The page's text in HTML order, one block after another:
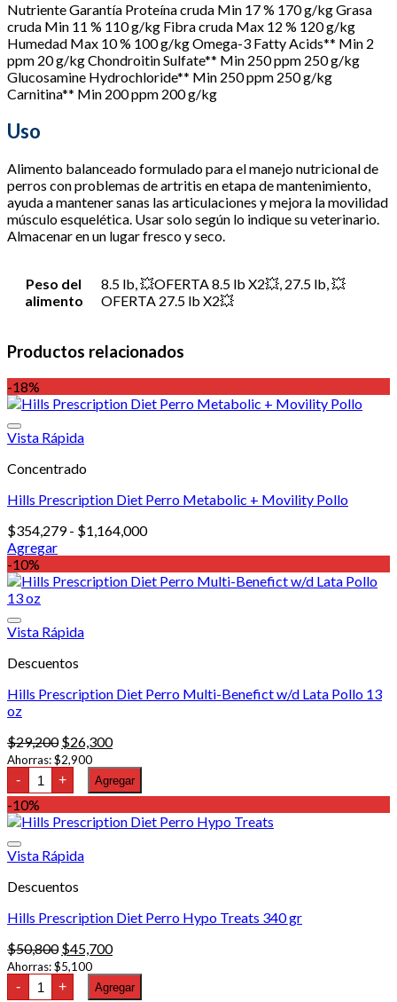
Nutriente Garantía Proteína cruda Min 17 % 170 g/kg Grasa
cruda Min 11 % 110 g/kg Fibra cruda Max 12 % 120 g/kg
Humedad Max 10 % 100 g/kg Omega-3 Fatty Acids** Min 2
ppm 20 g/kg Chondroitin Sulfate** Min 250 ppm 250 g/kg
Glucosamine Hydrochloride** Min 250 ppm 250 g/kg
Carnitina** Min 200 ppm 200 g/kg
Uso
Alimento balanceado formulado para el manejo nutricional de
perros con problemas de artritis en etapa de mantenimiento,
ayuda a mantener sanas las articulaciones y mejora la movilidad
músculo esquelética. Usar solo según lo indique su veterinario.
Almacenar en un lugar fresco y seco.
Peso del
alimento
8.5 lb, 💥OFERTA 8.5 lb X2💥, 27.5 lb, 💥
OFERTA 27.5 lb X2💥
Productos relacionados
-18%
Vista Rápida
Concentrado
Hills Prescription Diet Perro Metabolic + Movility Pollo
$354,279 - $1,164,000Rango
desde
Agregar
Este
producto
tiene
múltiples
variantes.
opciones
pueden
elegir
en
la
página
de
producto
-10%
Vista Rápida
Descuentos
Hills Prescription Diet Perro Multi-Benefict w/d Lata Pollo 13
oz
$29,200 El
precio
original
era:
$26,300El
actual
es:
Ahorras:$2,900
- Hills
Prescription
Diet
Perro
Multi-
w/d
Pollo
oz
cantidad
+ Agregar
-10%
Vista Rápida
Descuentos
Hills Prescription Diet Perro Hypo Treats 340 gr
$50,800 El
precio
original
era:
$45,700El
actual
es:
Ahorras:$5,100
- Hills
Prescription
+ Agregar